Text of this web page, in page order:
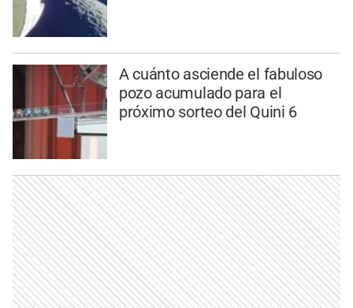
A cuánto asciende el fabuloso
pozo acumulado para el
próximo sorteo del Quini 6